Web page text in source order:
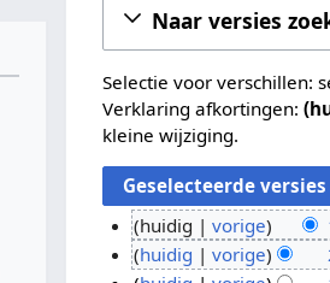
Naar versies
Selectie voor verschillen:
Verklaring afkortingen:
kleine wijziging.
1
huidig vorige
G
e
huidig vorige